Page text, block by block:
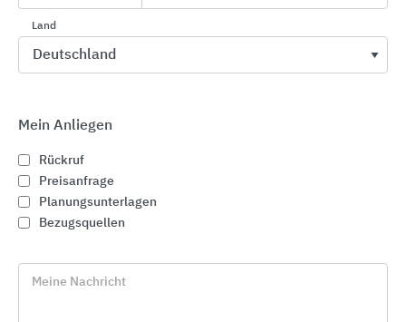
Das ACO Haustechnik Produktsortiment
Entwässern
Badabläufe
Flächenlösungen
Land
Mein Anliegen
Rückruf
Preisanfrage
Planungsunterlagen
Bezugsquellen
Meine Nachricht